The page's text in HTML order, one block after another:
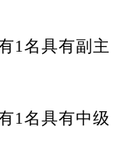
名具有副主
名具有中级